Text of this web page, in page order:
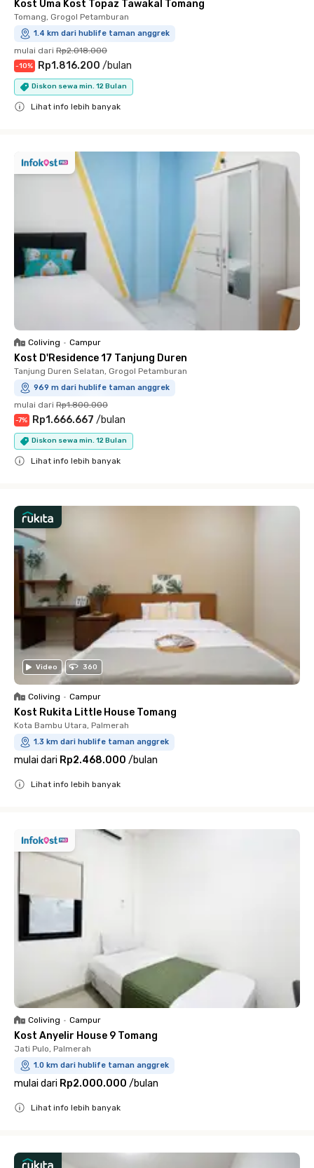
Kost Uma Kost Topaz Tawakal Tomang
Tomang, Grogol Petamburan
1.4 km dari hublife taman anggrek
mulai dari Rp2.018.000
-10% Rp1.816.200 /bulan
Diskon sewa min. 12 Bulan
Lihat info lebih banyak
Coliving • Campur
Kost D'Residence 17 Tanjung Duren
Tanjung Duren Selatan, Grogol Petamburan
969 m dari hublife taman anggrek
mulai dari Rp1.800.000
-7% Rp1.666.667 /bulan
Diskon sewa min. 12 Bulan
Lihat info lebih banyak
Video 360
Coliving • Campur
Kost Rukita Little House Tomang
Kota Bambu Utara, Palmerah
1.3 km dari hublife taman anggrek
mulai dari Rp2.468.000 /bulan
Lihat info lebih banyak
Coliving • Campur
Kost Anyelir House 9 Tomang
Jati Pulo, Palmerah
1.0 km dari hublife taman anggrek
mulai dari Rp2.000.000 /bulan
Lihat info lebih banyak